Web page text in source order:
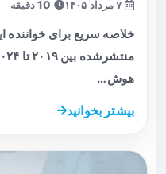
هوش…
بیشتر بخوانید